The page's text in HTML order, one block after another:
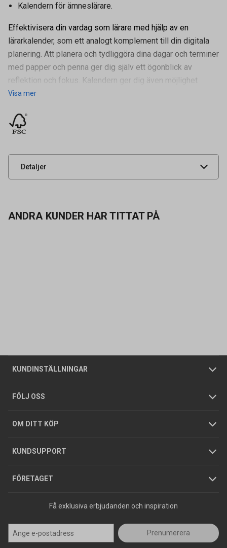
Kalendern för ämneslärare.
Effektivisera din vardag som lärare med hjälp av en
lärarkalender, som ett analogt komplement till din digitala
planering. Att planera och tydliggöra dina dagar och terminer
med papper och penna ger dig själv ett ögonblick av
reflektion och fokus. Kalendern ger dig även möjlighet
Visa mer
Detaljer
Artikelnummer
Leverantörens
UNSPSC 44112006
ANDRA KUNDER HAR TITTAT PÅ
KUNDINSTÄLLNINGAR
Företagskund / Privatkund
FÖLJ OSS
OM DITT KÖP
Allmänna försäljningsvillkor
Integritetspolicy
GDPR
KUNDSUPPORT
Butiker
Foldrar och kataloger
Köpguider
Varumärken
FÖRETAGET
Om oss
Tjänster
Hållbarhet
Jobba hos oss
Press
Få exklusiva erbjudanden och inspiration
Prenumerera